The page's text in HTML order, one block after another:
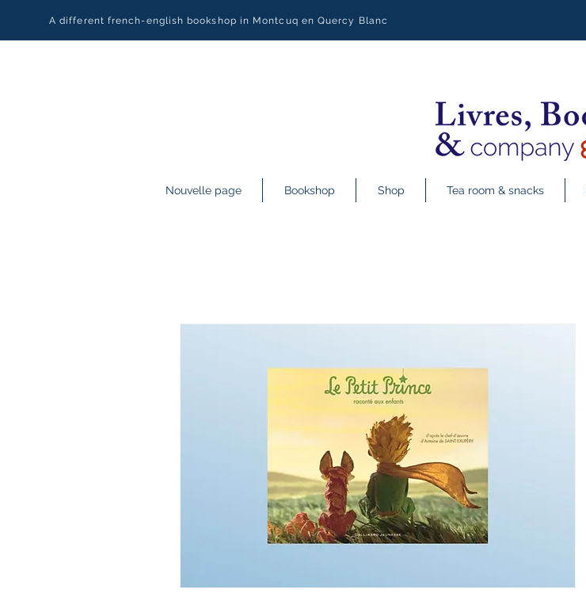
A different french-english bookshop in Montcuq en Quercy Blanc
Nouvelle page Bookshop Shop Tea room & snacks